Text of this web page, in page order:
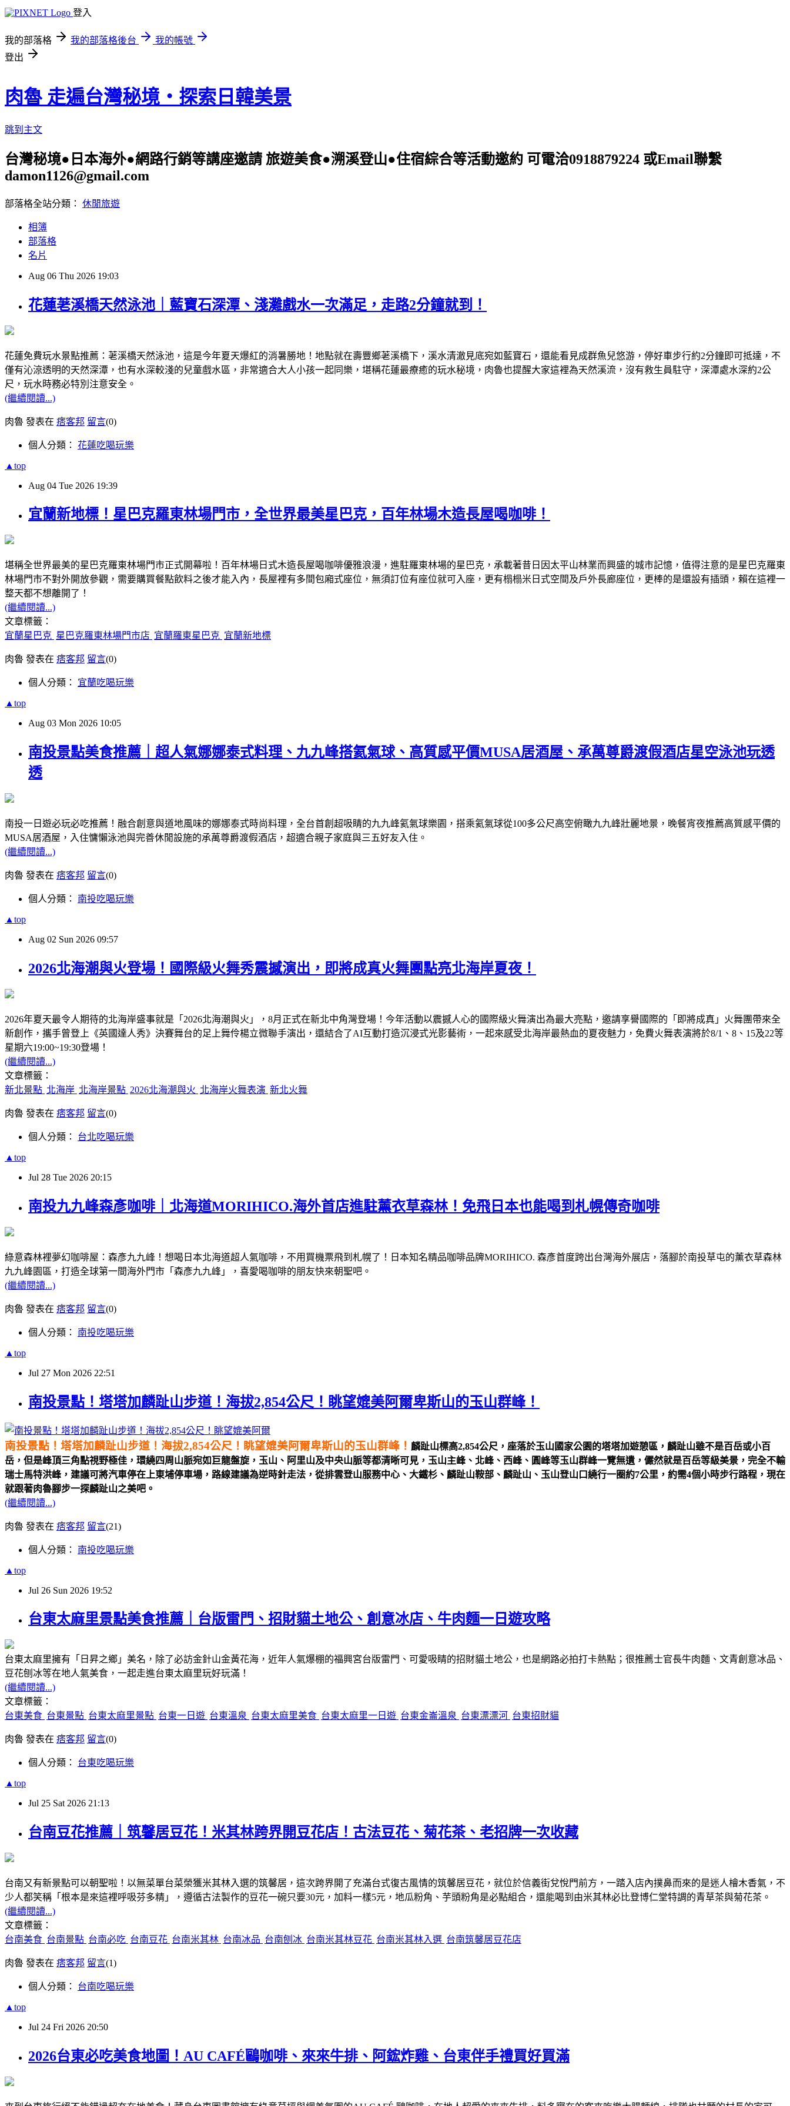
登入
我的部落格 我的部落格後台
我的帳號
登出
肉魯 走遍台灣秘境・探索日韓美景
跳到主文
台灣秘境●日本海外●網路行銷等講座邀請 旅遊美食●溯溪登山●住宿綜合等活動邀約 可電洽0918879224 或Email聯繫
damon1126@gmail.com
部落格全站分類： 休閒旅遊
相簿
部落格
名片
Aug 06 Thu 2026 19:03
花蓮荖溪橋天然泳池｜藍寶石深潭、淺灘戲水一次滿足，走路2分鐘就到！
花蓮免費玩水景點推薦：荖溪橋天然泳池，這是今年夏天爆紅的消暑勝地！地點就在壽豐鄉荖溪橋下，溪水清澈見底宛如藍寶石，還能看見成群魚兒悠游，停好車步行約2分鐘即可抵達，不
僅有沁涼透明的天然深潭，也有水深較淺的兒童戲水區，非常適合大人小孩一起同樂，堪稱花蓮最療癒的玩水秘境，肉魯也提醒大家這裡為天然溪流，沒有救生員駐守，深潭處水深約2公
尺，玩水時務必特別注意安全。
(繼續閱讀...)
肉魯 發表在 痞客邦 留言(0)
個人分類： 花蓮吃喝玩樂
▲top
Aug 04 Tue 2026 19:39
宜蘭新地標！星巴克羅東林場門市，全世界最美星巴克，百年林場木造長屋喝咖啡！
堪稱全世界最美的星巴克羅東林場門市正式開幕啦！百年林場日式木造長屋喝咖啡優雅浪漫，進駐羅東林場的星巴克，承載著昔日因太平山林業而興盛的城市記憶，值得注意的是星巴克羅東
林場門市不對外開放參觀，需要購買餐點飲料之後才能入內，長屋裡有多間包廂式座位，無須訂位有座位就可入座，更有榻榻米日式空間及戶外長廊座位，更棒的是還設有插頭，賴在這裡一
整天都不想離開了！
(繼續閱讀...)
文章標籤：
宜蘭星巴克 星巴克羅東林場門市店 宜蘭羅東星巴克 宜蘭新地標
肉魯 發表在 痞客邦 留言(0)
個人分類： 宜蘭吃喝玩樂
▲top
Aug 03 Mon 2026 10:05
南投景點美食推薦｜超人氣娜娜泰式料理、九九峰搭氦氣球、高質感平價MUSA居酒屋、承萬尊爵渡假酒店星空泳池玩透
透
南投一日遊必玩必吃推薦！融合創意與道地風味的娜娜泰式時尚料理，全台首創超吸睛的九九峰氦氣球樂園，搭乘氦氣球從100多公尺高空俯瞰九九峰壯麗地景，晚餐宵夜推薦高質感平價的
MUSA居酒屋，入住慵懶泳池與完善休閒設施的承萬尊爵渡假酒店，超適合親子家庭與三五好友入住。
(繼續閱讀...)
肉魯 發表在 痞客邦 留言(0)
個人分類： 南投吃喝玩樂
▲top
Aug 02 Sun 2026 09:57
2026北海潮與火登場！國際級火舞秀震撼演出，即將成真火舞團點亮北海岸夏夜！
2026年夏天最令人期待的北海岸盛事就是「2026北海潮與火」，8月正式在新北中角灣登場！今年活動以震撼人心的國際級火舞演出為最大亮點，邀請享譽國際的「即將成真」火舞團帶來全
新創作，攜手曾登上《英國達人秀》決賽舞台的足上舞伶楊立微聯手演出，還結合了AI互動打造沉浸式光影藝術，一起來感受北海岸最熱血的夏夜魅力，免費火舞表演將於8/1、8、15及22等
星期六19:00~19:30登場！
(繼續閱讀...)
文章標籤：
新北景點 北海岸 北海岸景點 2026北海潮與火 北海岸火舞表演 新北火舞
肉魯 發表在 痞客邦 留言(0)
個人分類： 台北吃喝玩樂
▲top
Jul 28 Tue 2026 20:15
南投九九峰森彥咖啡｜北海道MORIHICO.海外首店進駐薰衣草森林！免飛日本也能喝到札幌傳奇咖啡
綠意森林裡夢幻咖啡屋：森彥九九峰！想喝日本北海道超人氣咖啡，不用買機票飛到札幌了！日本知名精品咖啡品牌MORIHICO. 森彥首度跨出台灣海外展店，落腳於南投草屯的薰衣草森林
九九峰園區，打造全球第一間海外門市「森彥九九峰」，喜愛喝咖啡的朋友快來朝聖吧。
(繼續閱讀...)
肉魯 發表在 痞客邦 留言(0)
個人分類： 南投吃喝玩樂
▲top
Jul 27 Mon 2026 22:51
南投景點！塔塔加麟趾山步道！海拔2,854公尺！眺望媲美阿爾卑斯山的玉山群峰！
南投景點！塔塔加麟趾山步道！海拔2,854公尺！眺望媲美阿爾卑斯山的玉山群峰！ 麟趾山標高2,854公尺，座落於玉山國家公園的塔塔加遊憩區，麟趾山雖不是百岳或小百
岳，但是峰頂三角點視野極佳，環繞四周山脈宛如巨龍盤旋，玉山、阿里山及中央山脈等都清晰可見，玉山主峰、北峰、西峰、圓峰等玉山群峰一覽無遺，儼然就是百岳等級美景，完全不輸
瑞士馬特洪峰，建議可將汽車停在上東埔停車場，路線建議為逆時針走法，從排雲登山服務中心、大鐵杉、麟趾山鞍部、麟趾山、玉山登山口繞行一圈約7公里，約需4個小時步行路程，現在
就跟著肉魯腳步一探麟趾山之美吧。
(繼續閱讀...)
肉魯 發表在 痞客邦 留言(21)
個人分類： 南投吃喝玩樂
▲top
Jul 26 Sun 2026 19:52
台東太麻里景點美食推薦｜台版雷門、招財貓土地公、創意冰店、牛肉麵一日遊攻略
台東太麻里擁有「日昇之鄉」美名，除了必訪金針山金黃花海，近年人氣爆棚的福興宮台版雷門、可愛吸睛的招財貓土地公，也是網路必拍打卡熱點；很推薦士官長牛肉麵、文青創意冰品、
豆花刨冰等在地人氣美食，一起走進台東太麻里玩好玩滿！
(繼續閱讀...)
文章標籤：
台東美食 台東景點 台東太麻里景點 台東一日遊 台東溫泉 台東太麻里美食 台東太麻里一日遊 台東金崙溫泉 台東漂漂河 台東招財貓
肉魯 發表在 痞客邦 留言(0)
個人分類： 台東吃喝玩樂
▲top
Jul 25 Sat 2026 21:13
台南豆花推薦｜筑馨居豆花！米其林跨界開豆花店！古法豆花、菊花茶、老招牌一次收藏
台南又有新景點可以朝聖啦！以無菜單台菜榮獲米其林入選的筑馨居，這次跨界開了充滿台式復古風情的筑馨居豆花，就位於信義街兌悅門前方，一踏入店內撲鼻而來的是迷人檜木香氣，不
少人都笑稱「根本是來這裡呼吸芬多精」，遵循古法製作的豆花一碗只要30元，加料一樣5元，地瓜粉角、芋頭粉角是必點組合，還能喝到由米其林必比登博仁堂特調的青草茶與菊花茶。
(繼續閱讀...)
文章標籤：
台南美食 台南景點 台南必吃 台南豆花 台南米其林 台南冰品 台南刨冰 台南米其林豆花 台南米其林入選 台南筑馨居豆花店
肉魯 發表在 痞客邦 留言(1)
個人分類： 台南吃喝玩樂
▲top
Jul 24 Fri 2026 20:50
2026台東必吃美食地圖！AU CAFÉ鷗咖啡、來來牛排、阿鋐炸雞、台東伴手禮買好買滿